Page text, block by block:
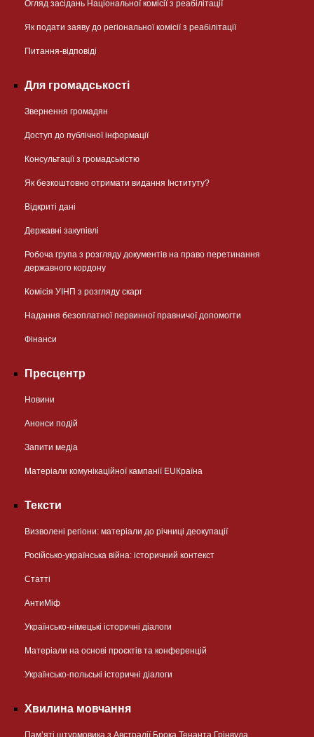
Огляд засідань Національної комісії з реабілітації
Як подати заяву до регіональної комісії з реабілітації
Питання-відповіді
Для громадськості
Звернення громадян
Доступ до публічної інформації
Консультації з громадськістю
Як безкоштовно отримати видання Інституту?
Відкриті дані
Державні закупівлі
Робоча група з розгляду документів на право перетинання
державного кордону
Комісія УІНП з розгляду скарг
Надання безоплатної первинної правничої допомогти
Фінанси
Пресцентр
Новини
Анонси подій
Запити медіа
Матеріали комунікаційної кампанії EUКраїна
Тексти
Визволені регіони: матеріали до річниці деокупації
Російсько-українська війна: історичний контекст
Статті
АнтиМіф
Українсько-німецькі історичні діалоги
Матеріали на основі проєктів та конференцій
Українсько-польські історичні діалоги
Хвилина мовчання
Пам’яті штурмовика з Австралії Брока Тенанта Грінвуда